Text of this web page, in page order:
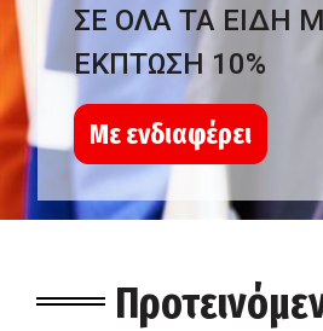
ΣΕ ΟΛΑ ΤΑ ΕΙΔΗ
ΕΚΠΤΩΣΗ 10%
Με ενδιαφέρει